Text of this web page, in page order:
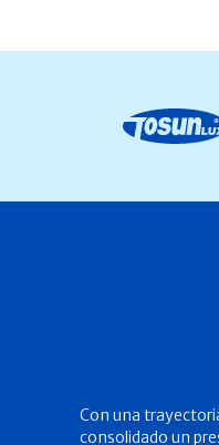
Con una
consolidado un